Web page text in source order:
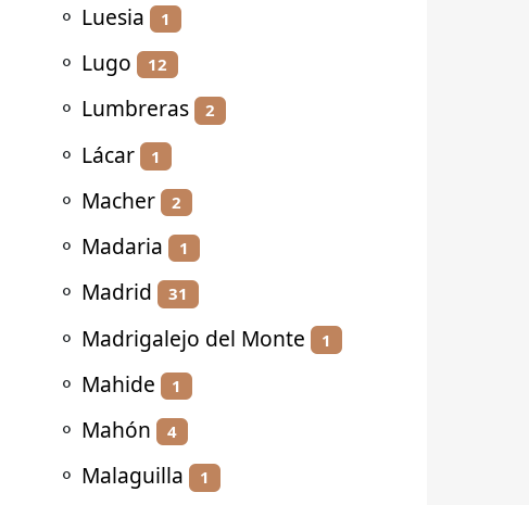
⚬ Luesia 1
⚬ Lugo 12
⚬ Lumbreras 2
⚬ Lácar 1
⚬ Macher 2
⚬ Madaria 1
⚬ Madrid 31
⚬ Madrigalejo del Monte 1
⚬ Mahide 1
⚬ Mahón 4
⚬ Malaguilla 1